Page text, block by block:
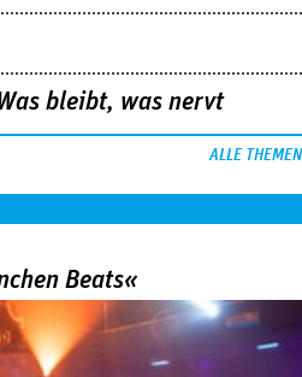
bleibt, was nervt
ALLE THEMEN
Beats«